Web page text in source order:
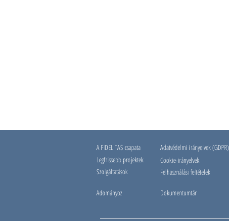
A FIDELITAS csapata Adatvédelmi irányelvek (GDPR)
Legfrissebb projektek
Cookie-irányelvek
Szolgáltatások
Felhasználási feltételek
Adományoz Dokumentumtár